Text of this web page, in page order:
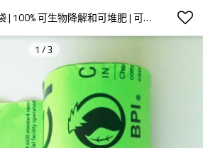
EN13432 垃圾袋 | 100% 可生物降解和可堆肥 | 可定制服务 | DINPLUS 认证 – 品牌商和批发商的理想之选
1 /3